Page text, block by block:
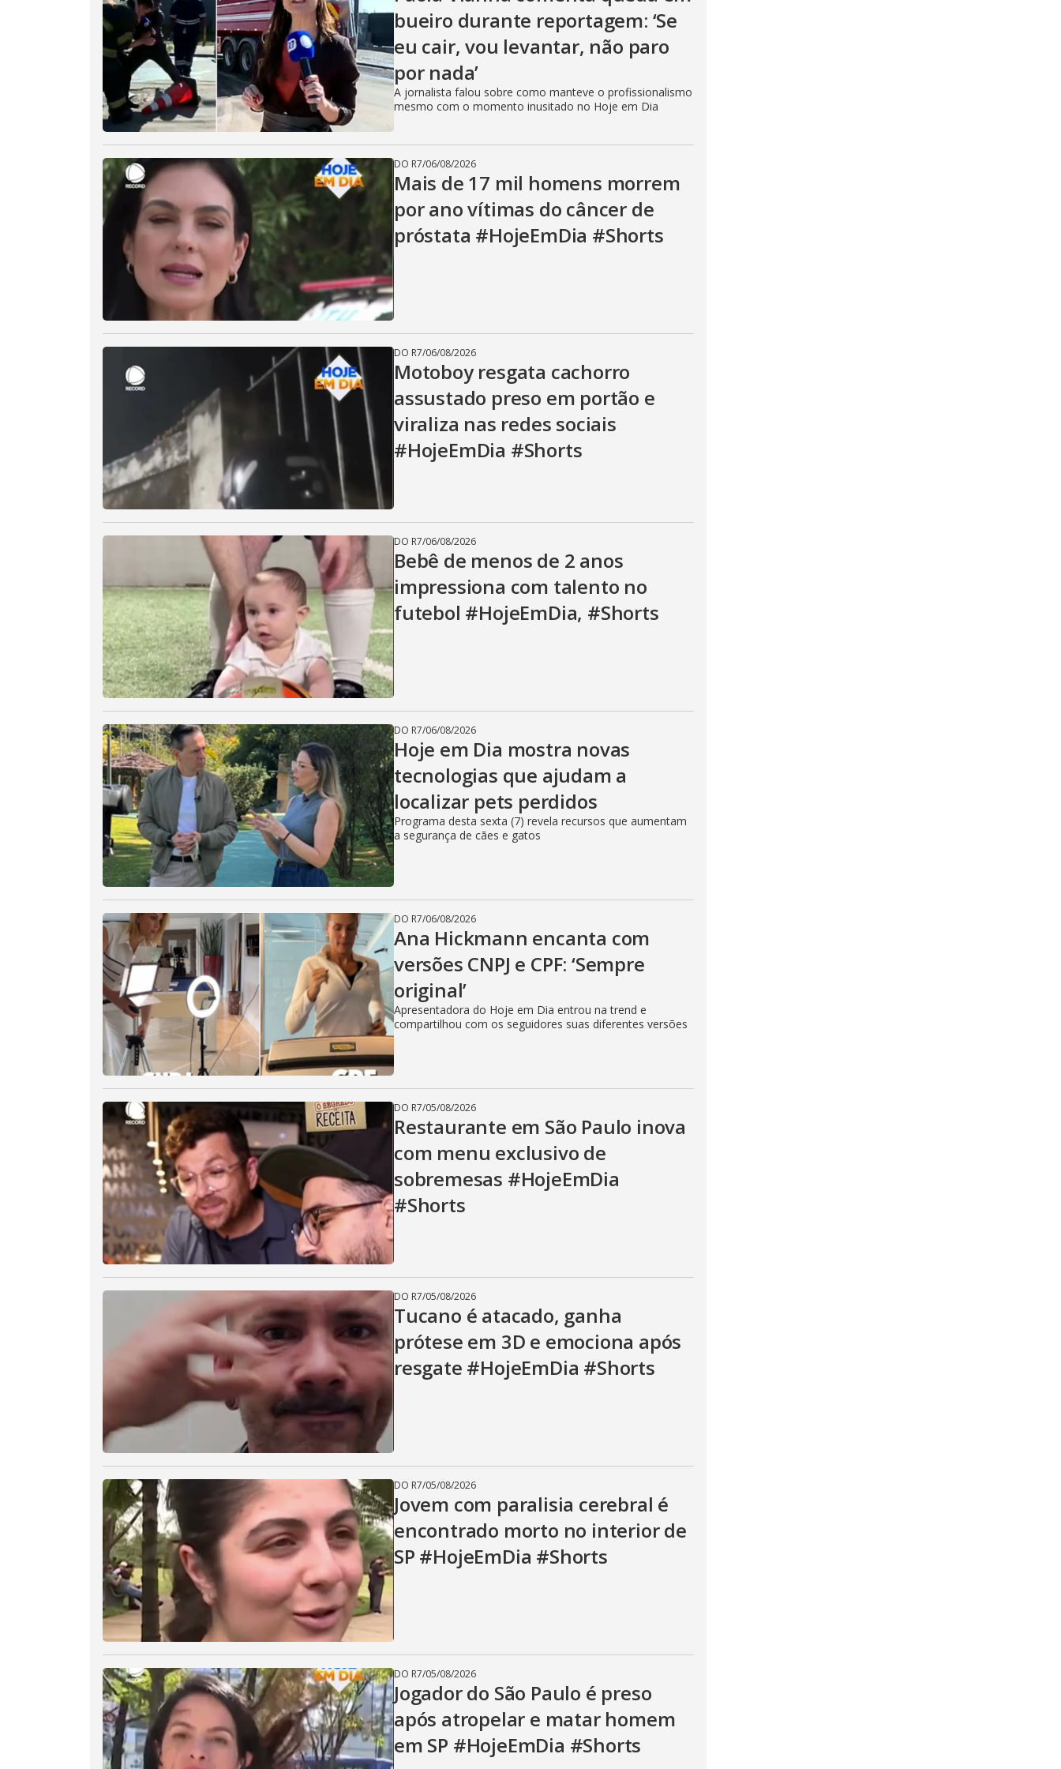
i
d
e
o
bueiro durante reportagem: ‘Se
eu cair, vou levantar, não paro
por nada’
A jornalista falou sobre como manteve o profissionalismo
mesmo com o momento inusitado no Hoje em Dia
DO R7/06/08/2026
Mais de 17 mil homens morrem
por ano vítimas do câncer de
próstata #HojeEmDia #Shorts
DO R7/06/08/2026
Motoboy resgata cachorro
assustado preso em portão e
viraliza nas redes sociais
#HojeEmDia #Shorts
DO R7/06/08/2026
Bebê de menos de 2 anos
impressiona com talento no
futebol #HojeEmDia, #Shorts
DO R7/06/08/2026
Hoje em Dia mostra novas
tecnologias que ajudam a
localizar pets perdidos
Programa desta sexta (7) revela recursos que aumentam
a segurança de cães e gatos
DO R7/06/08/2026
Ana Hickmann encanta com
versões CNPJ e CPF: ‘Sempre
original’
Apresentadora do Hoje em Dia entrou na trend e
compartilhou com os seguidores suas diferentes versões
DO R7/05/08/2026
Restaurante em São Paulo inova
com menu exclusivo de
sobremesas #HojeEmDia
#Shorts
DO R7/05/08/2026
Tucano é atacado, ganha
prótese em 3D e emociona após
resgate #HojeEmDia #Shorts
DO R7/05/08/2026
Jovem com paralisia cerebral é
encontrado morto no interior de
SP #HojeEmDia #Shorts
DO R7/05/08/2026
Jogador do São Paulo é preso
após atropelar e matar homem
em SP #HojeEmDia #Shorts